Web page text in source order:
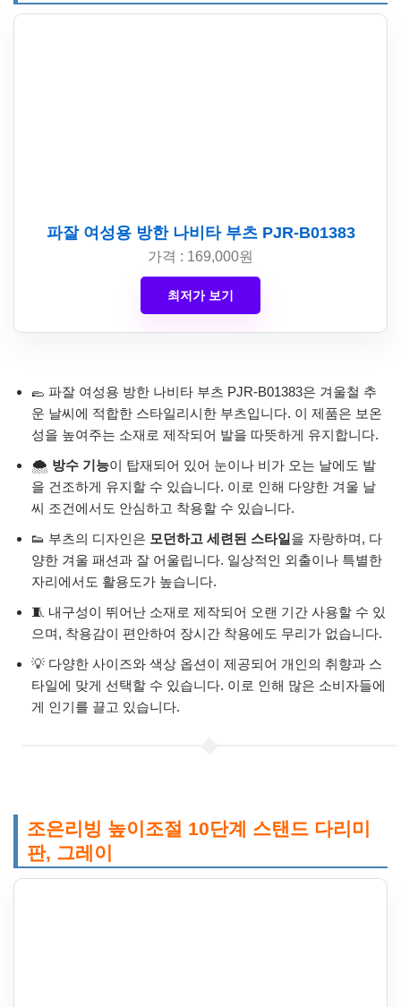
파잘 여성용 방한 나비타 부츠 PJR-B01383
가격 : 169,000원
최저가 보기
🥿 파잘 여성용 방한 나비타 부츠 PJR-B01383은 겨울철 추
운 날씨에 적합한 스타일리시한 부츠입니다. 이 제품은 보온
성을 높여주는 소재로 제작되어 발을 따뜻하게 유지합니다.
🌨️ 방수 기능이 탑재되어 있어 눈이나 비가 오는 날에도 발
을 건조하게 유지할 수 있습니다. 이로 인해 다양한 겨울 날
씨 조건에서도 안심하고 착용할 수 있습니다.
👟 부츠의 디자인은 모던하고 세련된 스타일을 자랑하며, 다
양한 겨울 패션과 잘 어울립니다. 일상적인 외출이나 특별한
자리에서도 활용도가 높습니다.
🧵 내구성이 뛰어난 소재로 제작되어 오랜 기간 사용할 수 있
으며, 착용감이 편안하여 장시간 착용에도 무리가 없습니다.
💡 다양한 사이즈와 색상 옵션이 제공되어 개인의 취향과 스
타일에 맞게 선택할 수 있습니다. 이로 인해 많은 소비자들에
게 인기를 끌고 있습니다.
조은리빙 높이조절 10단계 스탠드 다리미
판, 그레이